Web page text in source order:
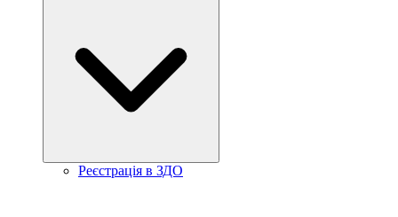
Реєстрація в ЗДО